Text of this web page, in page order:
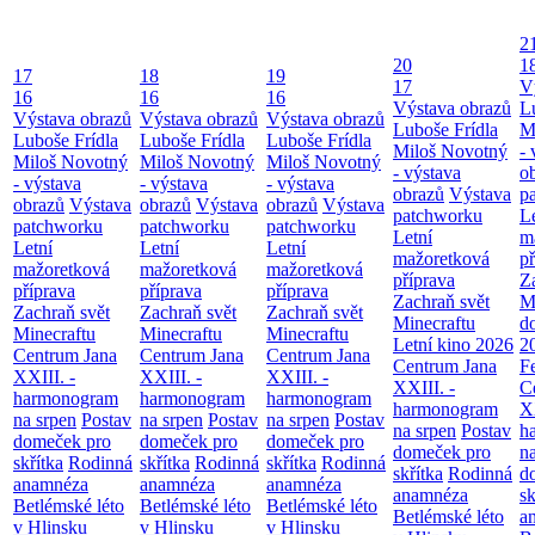
17
16
Výstava obrazů
Luboše Frídla
Miloš Novotný
- výstava
obrazů Výstava
patchworku
Letní
mažoretková
příprava
Zachraň svět
Minecraftu
Centrum Jana
XXIII. -
harmonogram
na srpen Postav
domeček pro
skřítka Rodinná
anamnéza
Betlémské léto
v Hlinsku
18
16
Výstava obrazů
Luboše Frídla
Miloš Novotný
- výstava
obrazů Výstava
patchworku
Letní
mažoretková
příprava
Zachraň svět
Minecraftu
Centrum Jana
XXIII. -
harmonogram
na srpen Postav
domeček pro
skřítka Rodinná
anamnéza
Betlémské léto
v Hlinsku
19
16
Výstava obrazů
Luboše Frídla
Miloš Novotný
- výstava
obrazů Výstava
patchworku
Letní
mažoretková
příprava
Zachraň svět
Minecraftu
Centrum Jana
XXIII. -
harmonogram
na srpen Postav
domeček pro
skřítka Rodinná
anamnéza
Betlémské léto
v Hlinsku
20
17
Výstava obrazů
Luboše Frídla
Miloš Novotný
- výstava
obrazů Výstava
patchworku
Letní
mažoretková
příprava
Zachraň svět
Minecraftu
Letní kino 2026
Centrum Jana
XXIII. -
harmonogram
na srpen Postav
domeček pro
skřítka Rodinná
anamnéza
Betlémské léto
-